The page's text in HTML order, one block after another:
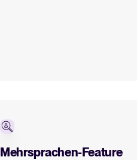
Mehrsprachen-Feature